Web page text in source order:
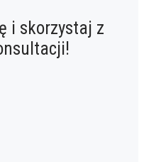
i skorzystaj z